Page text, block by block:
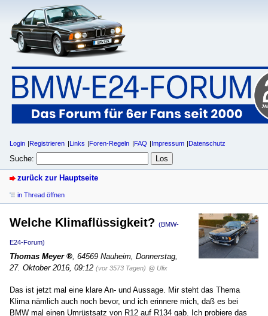
Login Registrieren Links Foren-Regeln FAQ Impressum Datenschutz
Suche:
zurück zur Hauptseite
in Thread öffnen
Welche Klimaflüssigkeit? (BMW-
E24-Forum)
Thomas Meyer 64569 Nauheim Donnerstag,
27. Oktober 2016, 09:12 (vor 3573 Tagen) @ Ulix
Das ist jetzt mal eine klare An- und Aussage. Mir steht das Thema
Klima nämlich auch noch bevor, und ich erinnere mich, daß es bei
BMW mal einen Umrüstsatz von R12 auf R134 gab. Ich probiere das